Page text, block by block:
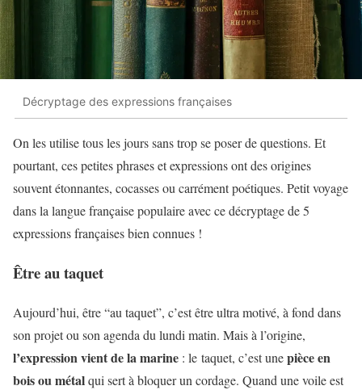
Décryptage des expressions françaises
On les utilise tous les jours sans trop se poser de questions. Et
pourtant, ces petites phrases et expressions ont des origines
souvent étonnantes, cocasses ou carrément poétiques. Petit voyage
dans la langue française populaire avec ce décryptage de 5
expressions françaises bien connues !
Être au taquet
Aujourd’hui, être “au taquet”, c’est être ultra motivé, à fond dans
son projet ou son agenda du lundi matin. Mais à l’origine,
l’expression vient de la marine : le taquet, c’est unepièce en
bois ou métalqui sert à bloquer un cordage. Quand une voile est